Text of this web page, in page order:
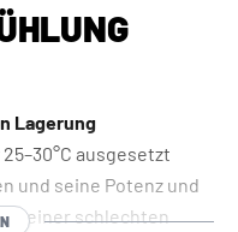
HIER
Lagerung
ausgesetzt
und seine Potenz und
einer schlechten